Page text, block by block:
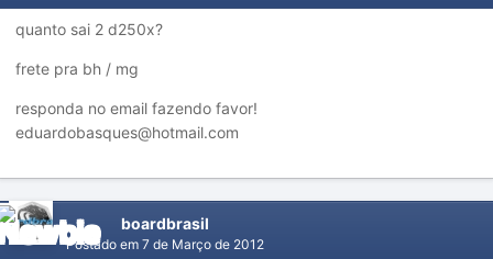
quanto sai 2 d250x?
frete pra bh / mg
responda no email fazendo favor!
eduardobasques@hotmail.com
boardbrasil
Postado em 7 de Março de 2012